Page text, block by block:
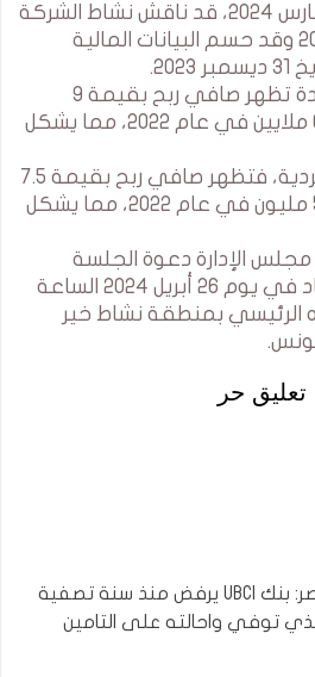
الجمعة الموافق 29 مارس 2024، قد ناقش نشاط الشركة
خلال السنة المالية 2023 وقد حسم البيانات المالية
البيانات المالية الموحدة تظهر صافي ربح بقيمة 9
ملايين دينار، مقابل 6.3 ملايين في عام 2022، مما يشكل
أما البيانات المالية الفردية، فتظهر صافي ربح بقيمة 7.5
ملايين دينار، مقابل 5.2 مليون في عام 2022، مما يشكل
مجلس الإدارة دعوة الجلسة
العامة العادية للانعقاد في يوم 26 أبريل 2024 الساعة
الرئيسي بمنطقة نشاط خير
تونس.
تعليق حر
المواطن فراس بن ناصر: بنك UBCI يرفض منذ سنة تصفية
توفي واحالته على التامين